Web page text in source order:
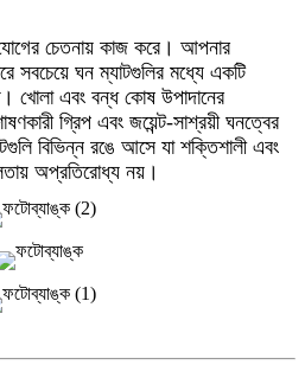
চেতনায় কাজ করে। আপনার
সবচেয়ে ঘন ম্যাটগুলির মধ্যে একটি
খোলা এবং বন্ধ কোষ উপাদানের
গ্রিপ এবং জয়েন্ট-সাশ্রয়ী ঘনত্বের
বিভিন্ন রঙে আসে যা শক্তিশালী এবং
অপ্রতিরোধ্য নয়।